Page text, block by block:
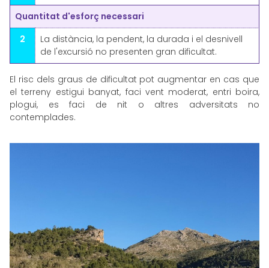
Quantitat d'esforç necessari
2
La distància, la pendent, la durada i el desnivell
de l'excursió no presenten gran dificultat.
El risc dels graus de dificultat pot augmentar en cas que
el terreny estigui banyat, faci vent moderat, entri boira,
plogui, es faci de nit o altres adversitats no
contemplades.